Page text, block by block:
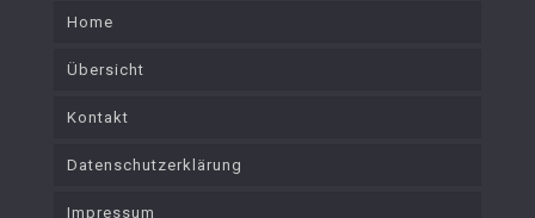
Home
Übersicht
Kontakt
Datenschutzerklärung
Impressum